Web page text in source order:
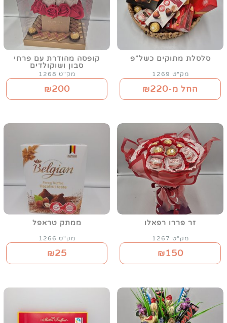
סלסלת מתוקים כשל"פ
מק"ט 1269
החל מ-₪220
קופסה מהודרת עם פרחי
סבון ושוקולדים
מק"ט 1268
₪200
זר פררו רפאלו
מק"ט 1267
₪150
ממתק טראפל
מק"ט 1266
₪25